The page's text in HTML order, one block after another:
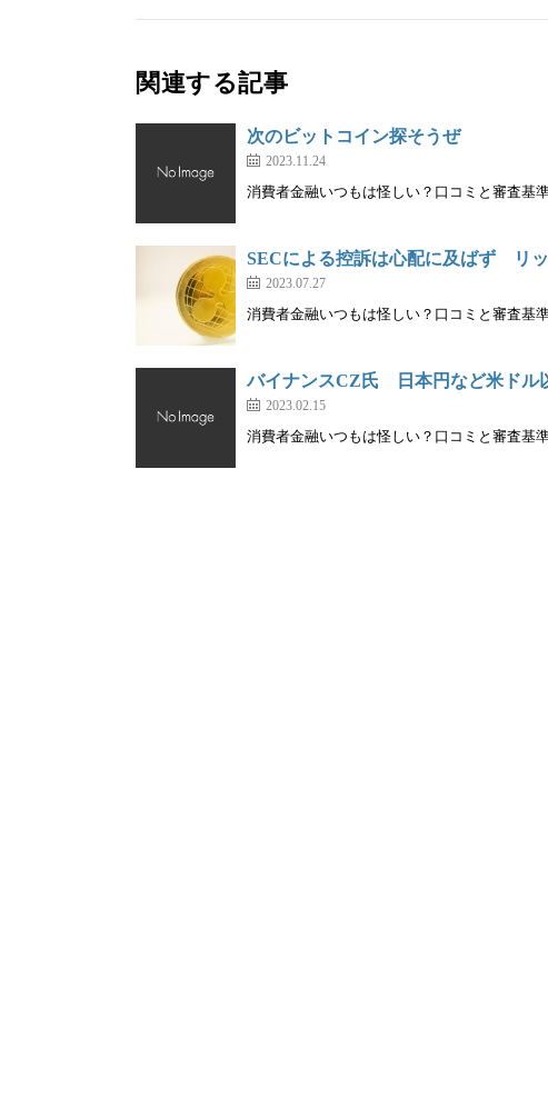
関連する記事
次のビットコイン探そうぜ
2023.11.24
消費者金融いつもは怪しい？口コミと審査
SECによる控訴は心配に及ばず リ
2023.07.27
消費者金融いつもは怪しい？口コミと審査
バイナンスCZ氏 日本円など米ドル
2023.02.15
消費者金融いつもは怪しい？口コミと審査